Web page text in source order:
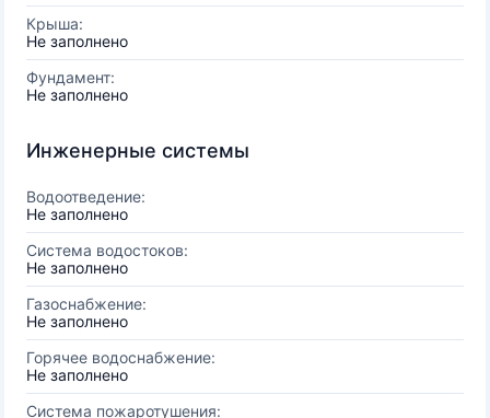
Крыша:
Не заполнено
Фундамент:
Не заполнено
Инженерные системы
Водоотведение:
Не заполнено
Система водостоков:
Не заполнено
Газоснабжение:
Не заполнено
Горячее водоснабжение:
Не заполнено
Система пожаротушения: